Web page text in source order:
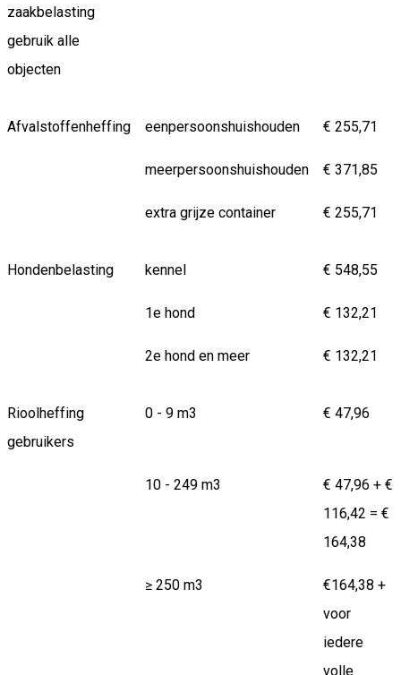
zaakbelasting
gebruik alle
objecten
Afvalstoffenheffing eenpersoonshuishouden € 255,71
meerpersoonshuishouden € 371,85
extra grijze container € 255,71
Hondenbelasting kennel € 548,55
1e hond € 132,21
2e hond en meer € 132,21
Rioolheffing
gebruikers
0 - 9 m3 € 47,96
10 - 249 m3
€ 47,96 + €
116,42 = €
164,38
≥ 250 m3
€164,38 +
voor
iedere
volle